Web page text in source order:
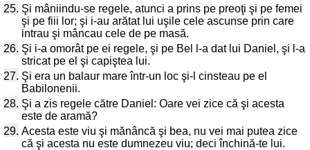
25. Şi mâniindu-se regele, atunci a prins pe preoţi şi pe femei
şi pe fiii lor; şi i-au arătat lui uşile cele ascunse prin care
intrau şi mâncau cele de pe masă.
26. Şi i-a omorât pe ei regele, şi pe Bel l-a dat lui Daniel, şi l-a
stricat pe el şi capiştea lui.
27. Şi era un balaur mare într-un loc şi-l cinsteau pe el
Babilonenii.
28. Şi a zis regele către Daniel: Oare vei zice că şi acesta
este de aramă?
29. Acesta este viu şi mănâncă şi bea, nu vei mai putea zice
că şi acesta nu este dumnezeu viu; deci închină-te lui.